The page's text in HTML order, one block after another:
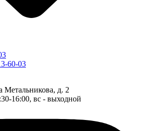
60-03
Метальникова, д. 2
16:00, вс - выходной